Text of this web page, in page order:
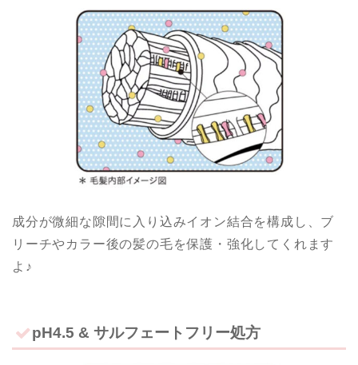
成分が微細な隙間に入り込みイオン結合を構成し、ブ
リーチやカラー後の髪の毛を保護・強化してくれます
よ♪
pH4.5 & サルフェートフリー処方